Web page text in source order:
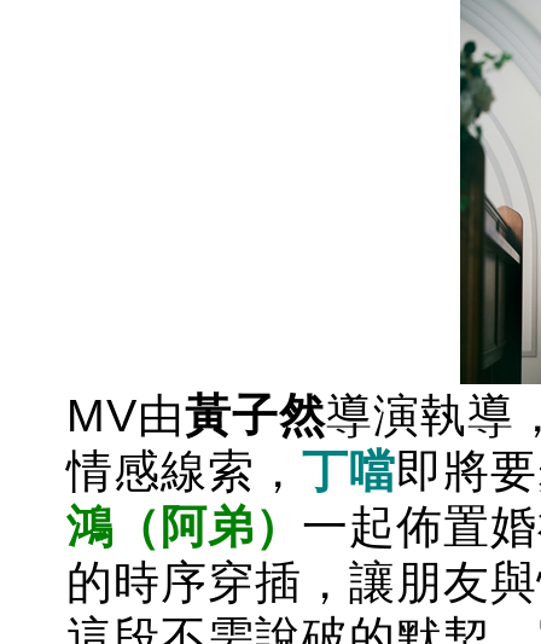
MV由黃子然導演執導
情感線索， 丁噹即將
鴻（阿弟） 一起佈置
的時序穿插，讓朋友